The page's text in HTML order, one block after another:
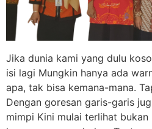
Jika dunia kami yang dulu
isi lagi Mungkin hanya ada
apa, tak bisa kemana-mana.
Dengan goresan garis-garis
mimpi Kini mulai terlihat